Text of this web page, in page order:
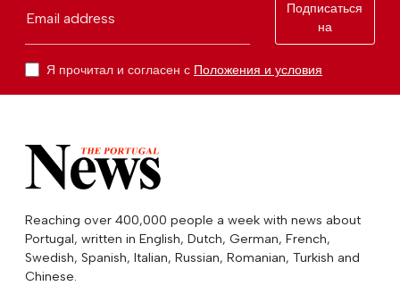
Email address
Подписаться
на
Я прочитал и согласен с Положения и условия
Reaching over 400,000 people a week with news about
Portugal, written in English, Dutch, German, French,
Swedish, Spanish, Italian, Russian, Romanian, Turkish and
Chinese.